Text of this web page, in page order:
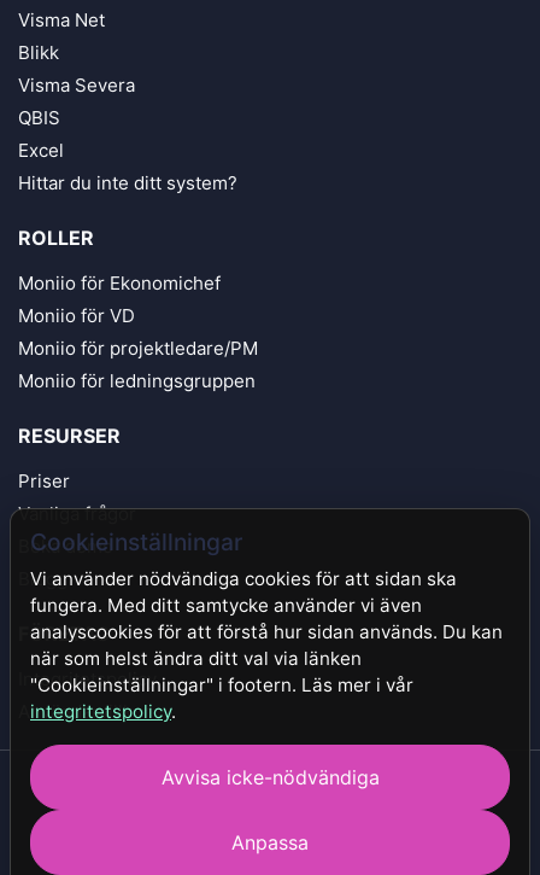
Visma Net
Blikk
Visma Severa
QBIS
Excel
Hittar du inte ditt system?
ROLLER
Moniio för Ekonomichef
Moniio för VD
Moniio för projektledare/PM
Moniio för ledningsgruppen
RESURSER
Priser
Vanliga frågor
Boka demo
Blogg
FÖRETAG
Integritetspolicy
Användarvillkor
Cookieinställningar
Cookieinställningar
Vi använder nödvändiga cookies för att sidan ska
fungera. Med ditt samtycke använder vi även
analyscookies för att förstå hur sidan används. Du kan
när som helst ändra ditt val via länken
"Cookieinställningar" i footern. Läs mer i vår
integritetspolicy.
Avvisa icke-nödvändiga
Anpassa